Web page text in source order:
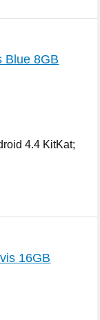
Blue 8GB
4.4 KitKat;
16GB